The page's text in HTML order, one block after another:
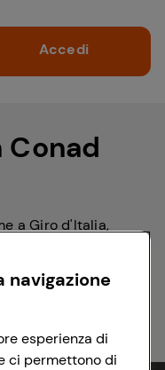
Accedi
Conad
a Giro d'Italia,
navigazione
esperienza di
ci permettono di